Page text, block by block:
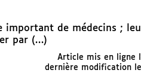
important de médecins ;
par (…)
Article mis en ligne
dernière modification